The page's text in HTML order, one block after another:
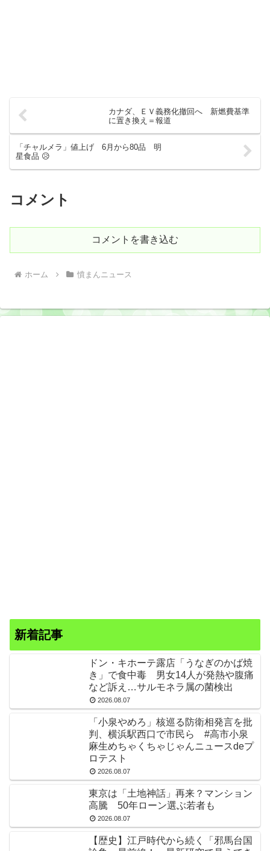
カナダ、ＥＶ義務化撤回へ 新燃費基準
に置き換え＝報道
「チャルメラ」値上げ 6月から80品 明
星食品 😥
コメント
コメントを書き込む
ホーム 憤まんニュース
新着記事
ドン・キホーテ露店「うなぎのかば焼
き」で食中毒 男女14人が発熱や腹痛
など訴え…サルモネラ属の菌検出
2026.08.07
「小泉やめろ」核巡る防衛相発言を批
判、横浜駅西口で市民ら #高市小泉
麻生めちゃくちゃじゃんニュースdeプ
ロテスト
2026.08.07
東京は「土地神話」再来？マンション
高騰 50年ローン選ぶ若者も
2026.08.07
【歴史】江戸時代から続く「邪馬台国